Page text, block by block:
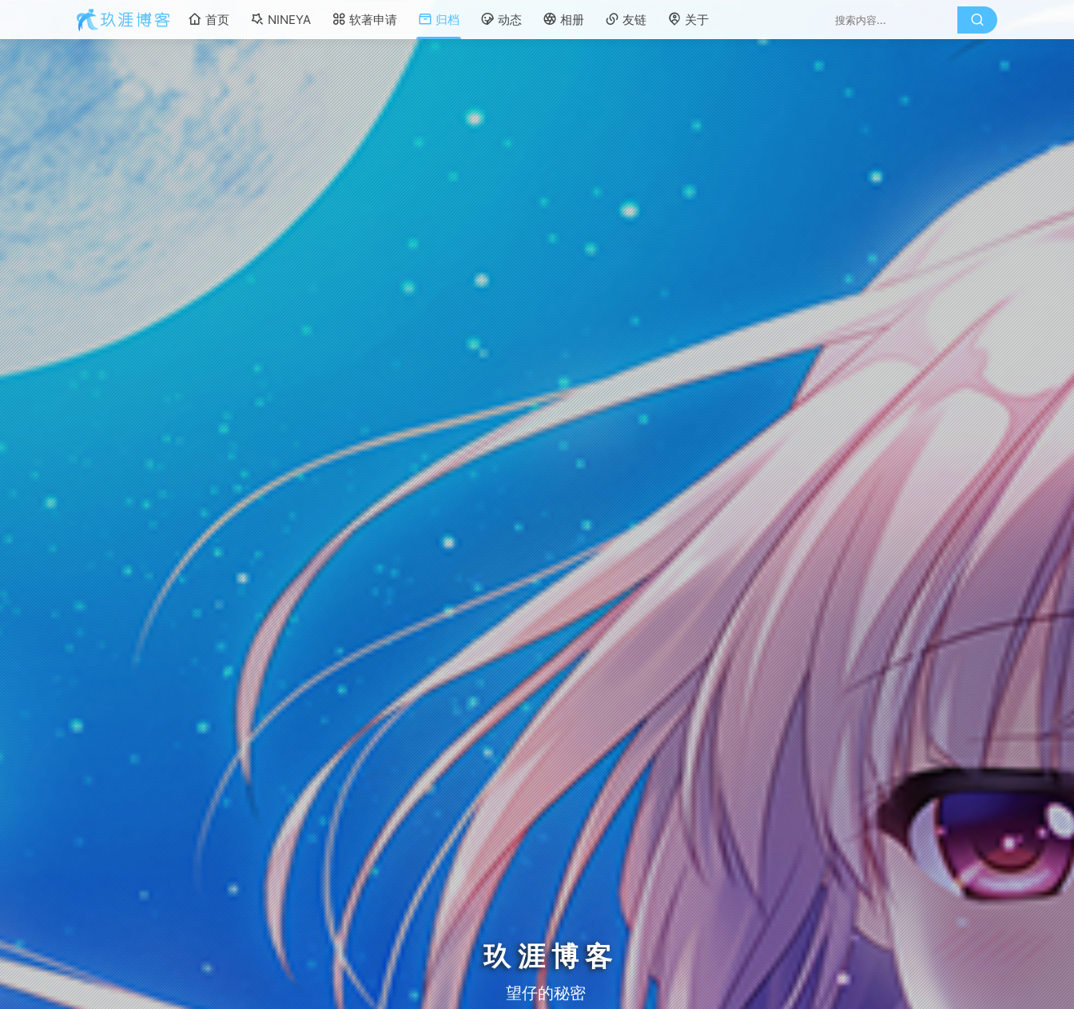
首页 NINEYA 软著申请 归档 动态 相册 友链 关于
玖涯博客
望仔的